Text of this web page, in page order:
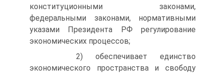
конституционными законами,
федеральными законами, нормативными
указами Президента РФ регулирование
экономических процессов;
2) обеспечивает единство
экономического пространства и свободу